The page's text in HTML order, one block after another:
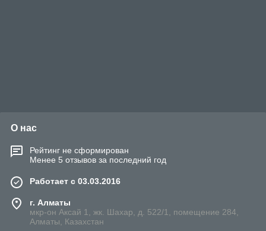
О нас
Рейтинг не сформирован
Менее 5 отзывов за последний год
Работает с 03.03.2016
г. Алматы
мкр-он Аксай 1, жк. Шахар, д. 522/1, помещение 284,
Алматы, Казахстан